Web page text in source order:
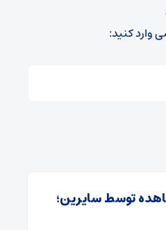
وارد کنید:
توسط سایرین؛